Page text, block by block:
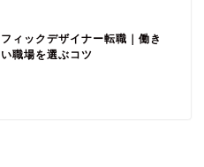
ィックデザイナー転職｜働き
職場を選ぶコツ